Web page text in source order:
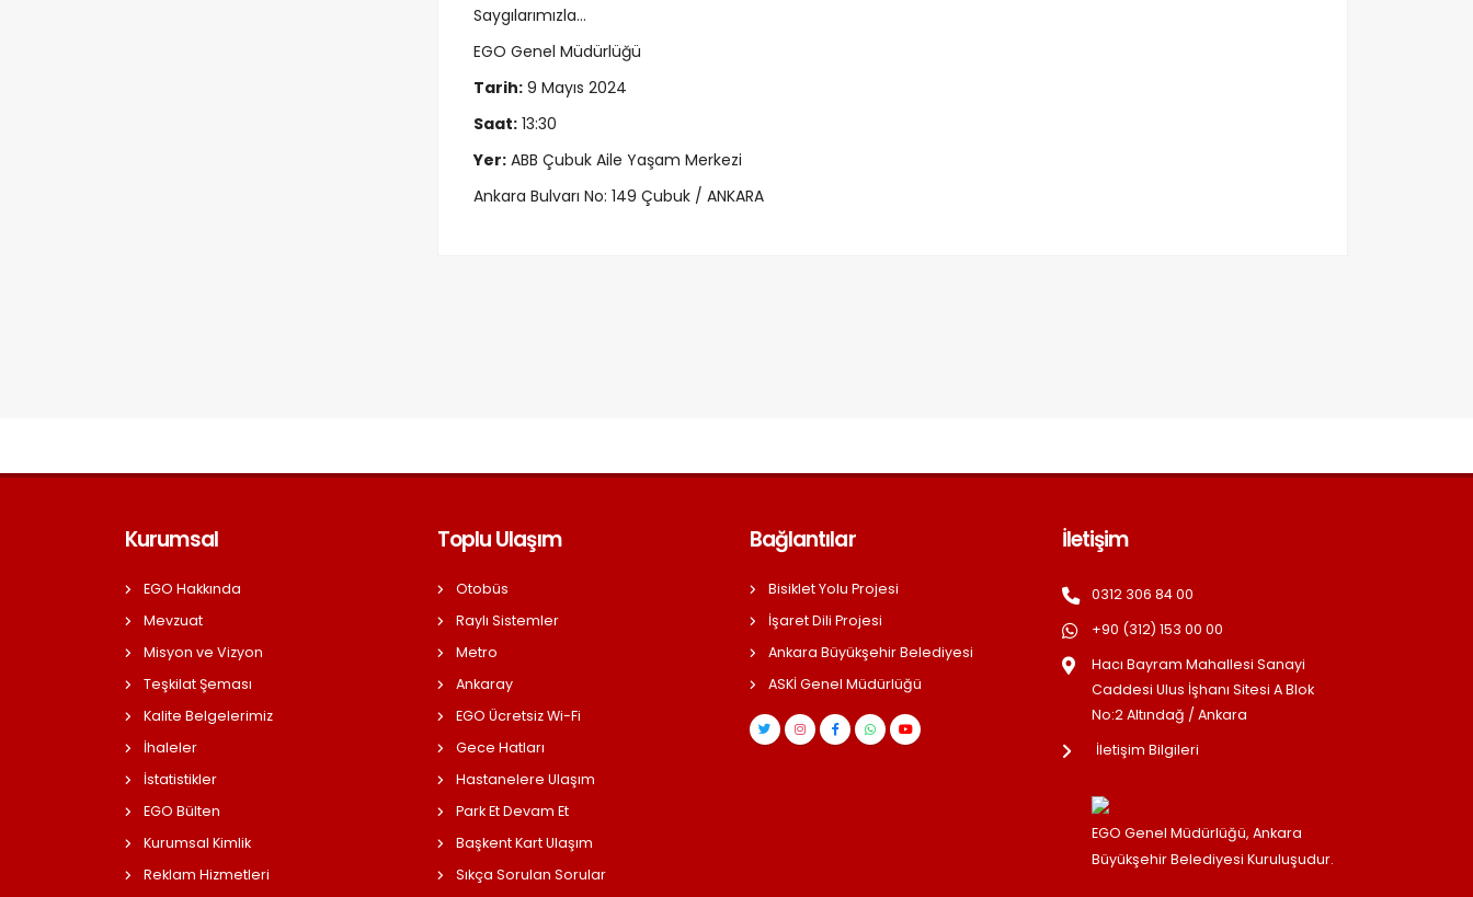
Saygılarımızla…
EGO Genel Müdürlüğü
Tarih: 9 Mayıs 2024
Saat: 13:30
Yer: ABB Çubuk Aile Yaşam Merkezi
Ankara Bulvarı No: 149 Çubuk / ANKARA
Kurumsal
EGO Hakkında
Mevzuat
Misyon ve Vizyon
Teşkilat Şeması
Kalite Belgelerimiz
İhaleler
İstatistikler
EGO Bülten
Kurumsal Kimlik
Reklam Hizmetleri
Toplu Ulaşım
Otobüs
Raylı Sistemler
Metro
Ankaray
EGO Ücretsiz Wi-Fi
Gece Hatları
Hastanelere Ulaşım
Park Et Devam Et
Başkent Kart Ulaşım
Sıkça Sorulan Sorular
Bağlantılar
Bisiklet Yolu Projesi
İşaret Dili Projesi
Ankara Büyükşehir Belediyesi
ASKİ Genel Müdürlüğü
İletişim
0312 306 84 00
+90 (312) 153 00 00
Hacı Bayram Mahallesi Sanayi
Caddesi Ulus İşhanı Sitesi A Blok
No:2 Altındağ / Ankara
İletişim Bilgileri
EGO Genel Müdürlüğü, Ankara
Büyükşehir Belediyesi Kuruluşudur.